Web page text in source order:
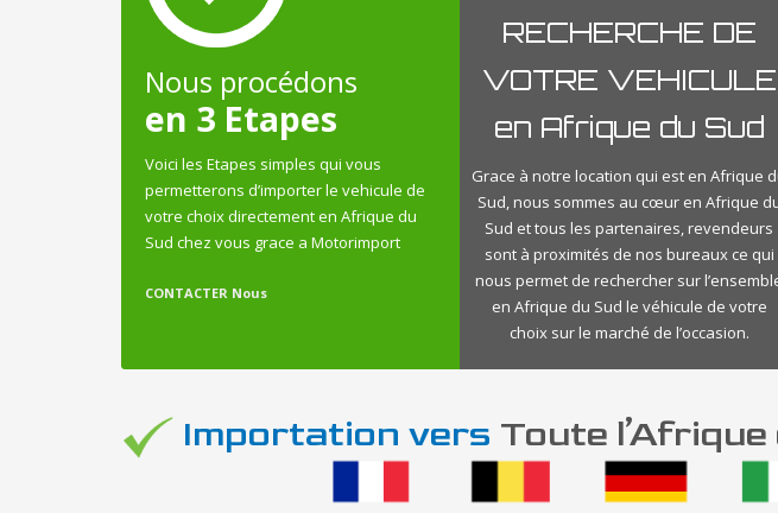
Nous procédons
en 3 Etapes
Voici les Etapes simples qui vous
permetterons d’importer le vehicule de
votre choix directement en Afrique du
Sud chez vous grace a Motorimport
CONTACTER Nous
RECHERCHE DE
VOTRE VEHICULE
en Afrique du Sud
Grace à notre location qui est en Afrique
Sud, nous sommes au cœur en Afrique
Sud et tous les partenaires, revendeurs
sont à proximités de nos bureaux ce qui
nous permet de rechercher sur
en Afrique du Sud le véhicule de votre
choix sur le marché de l’occasion.
Importation vers Toute